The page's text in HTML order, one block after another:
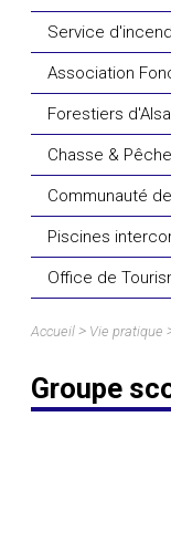
Service
Association
Forestiers
Chasse & Pêche
Communauté
Piscines
Office de
Accueil > Vie pratique
Groupe